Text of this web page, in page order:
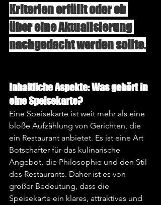
Kriterien erfüllt oder ob
über eine Aktualisierung
nachgedacht werden sollte.
Inhaltliche Aspekte: Was gehört in
eine Speisekarte?
Eine Speisekarte ist weit mehr als eine
bloße Aufzählung von Gerichten, die
ein Restaurant anbietet. Es ist eine Art
Botschafter für das kulinarische
Angebot, die Philosophie und den Stil
des Restaurants. Daher ist es von
großer Bedeutung, dass die
Speisekarte ein klares, attraktives und